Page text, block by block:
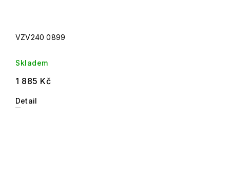
VZV240 0899
Skladem
1 885 Kč
Detail